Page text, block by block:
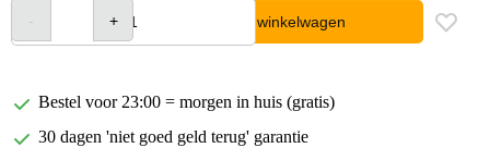
In winkelwagen
Bestel voor 23:00 = morgen in huis (gratis)
30 dagen 'niet goed geld terug' garantie